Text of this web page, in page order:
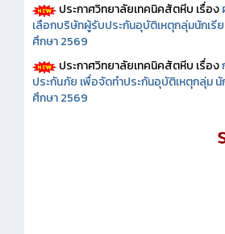
ประกาศวิทยาลัยเทคนิคสัตหีบ เรื่อง
เลือกบริษัทผู้รับประกันอุบัติเหตุกลุ่มนักเรี
ศึกษา 2569
ประกาศวิทยาลัยเทคนิคสัตหีบ เรื่อง
ประกันภัย เพื่อจัดทำประกันอุบัติเหตุกลุ่ม นั
ศึกษา 2569